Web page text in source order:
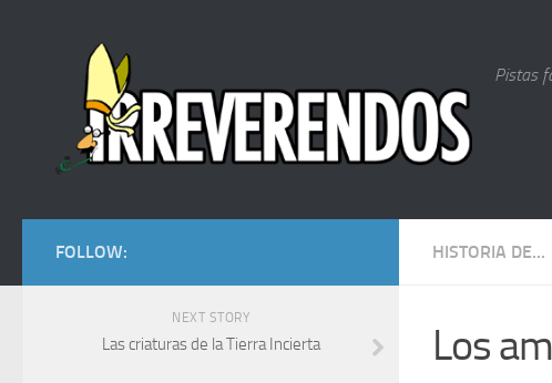
Pistas
HISTORIA DE...
Los
FOLLOW:
NEXT STORY
Las criaturas de la Tierra Incierta